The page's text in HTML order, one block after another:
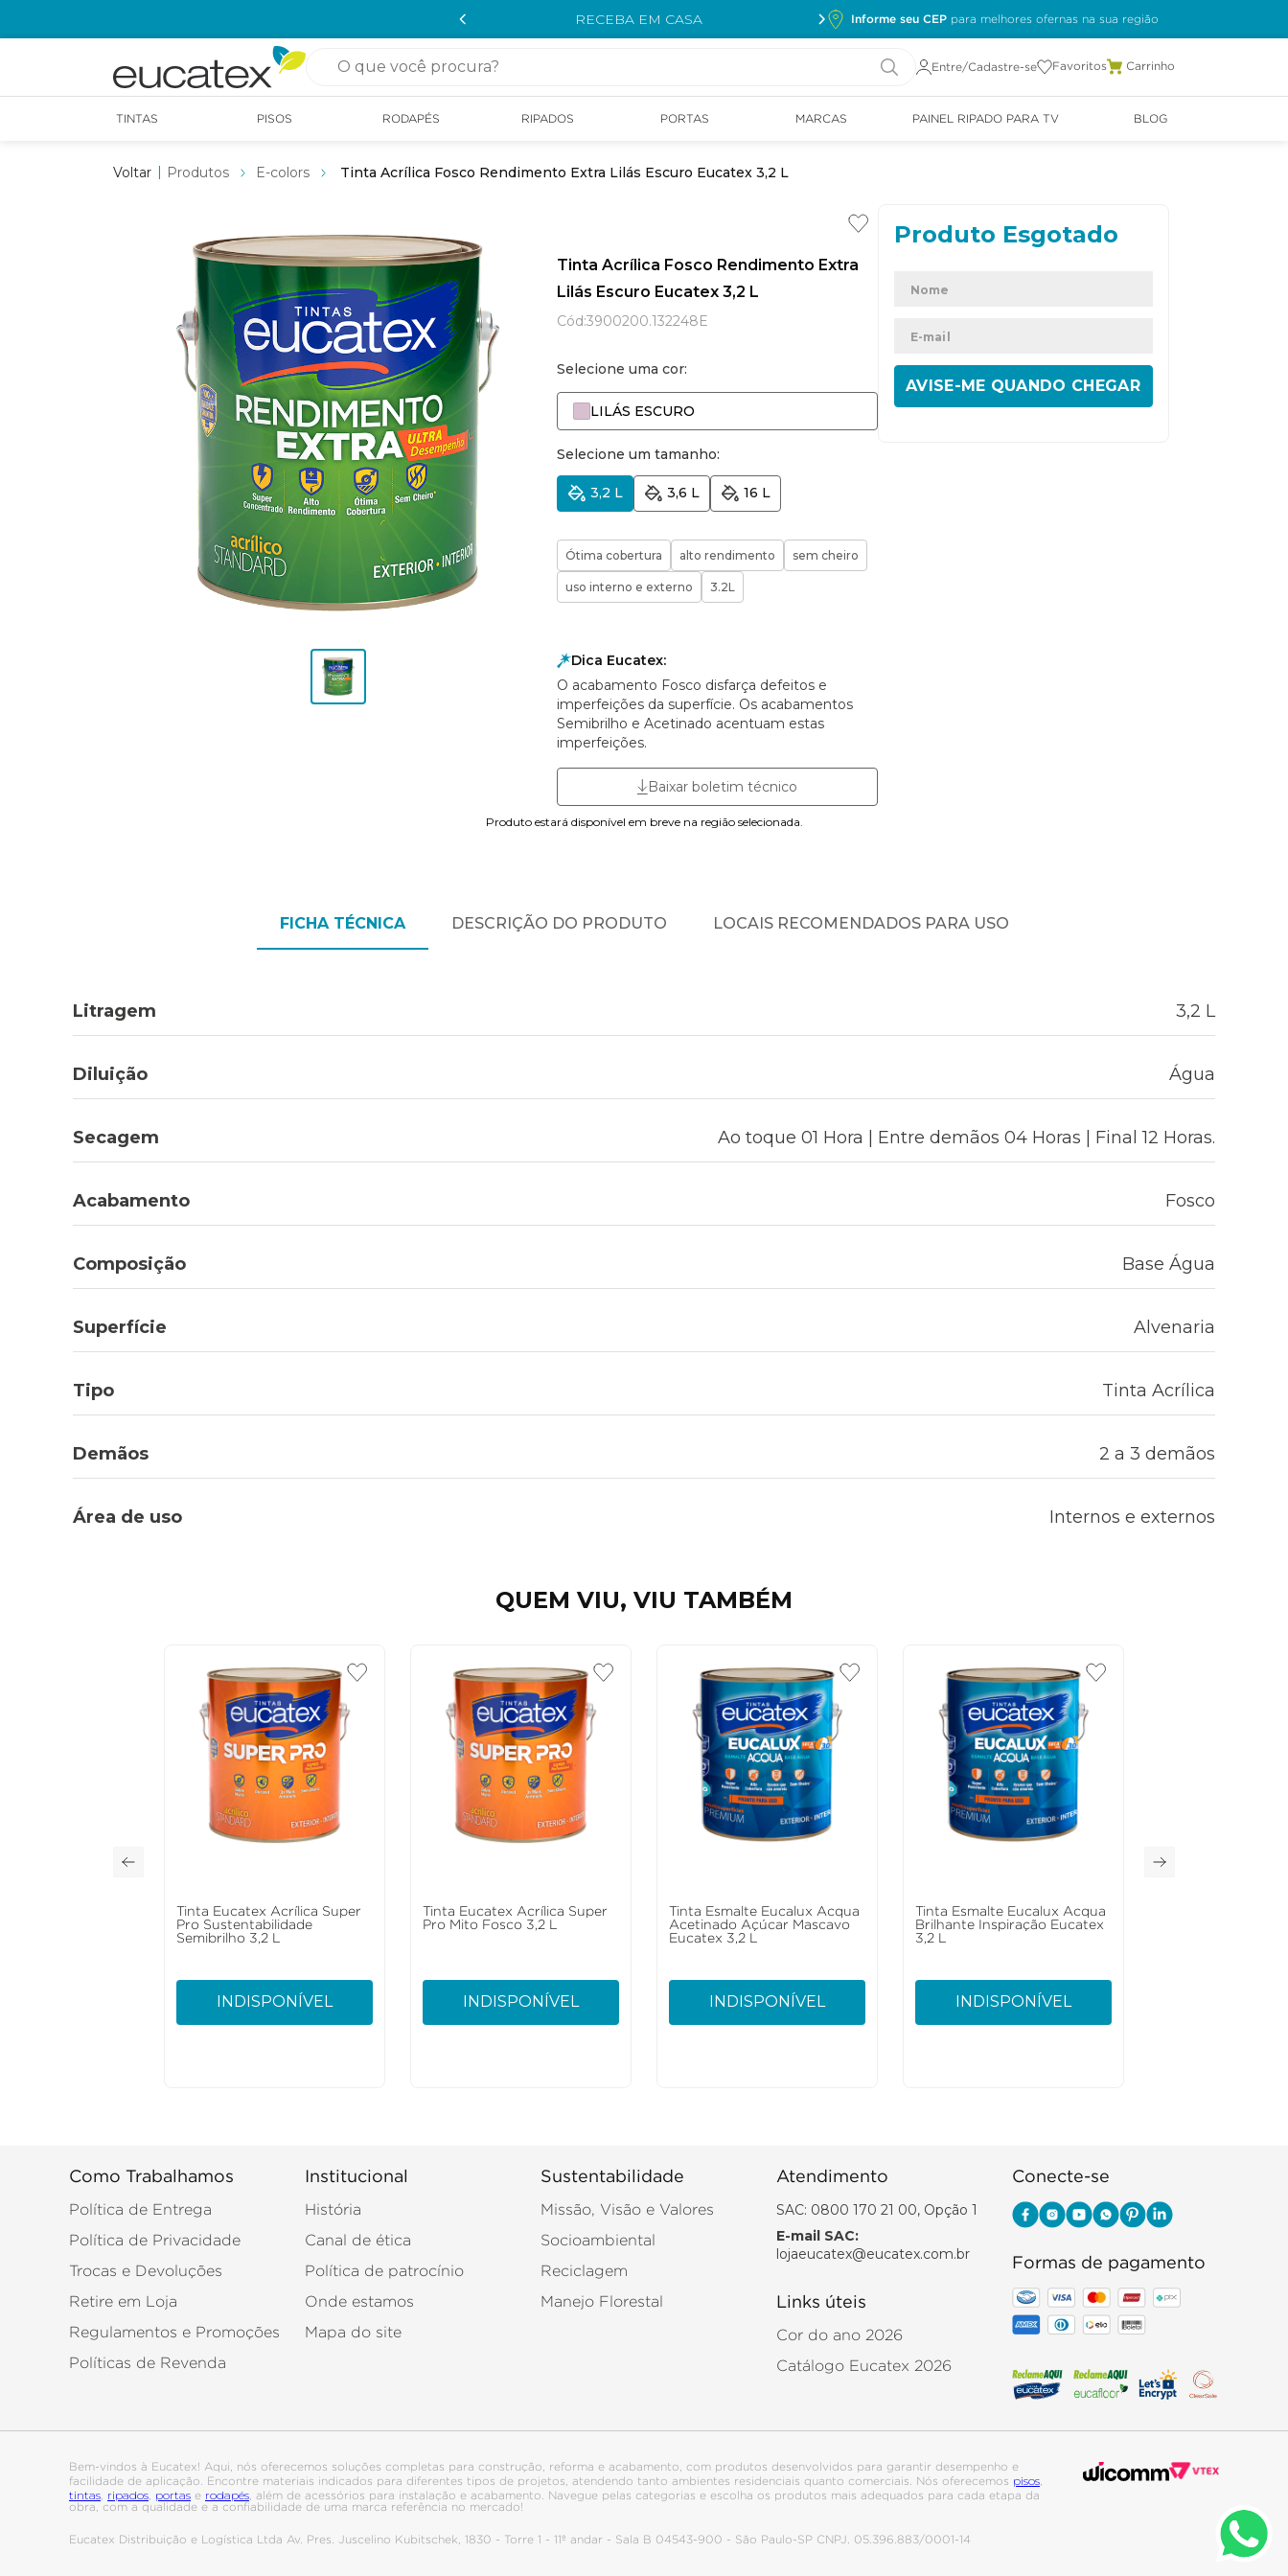
RECEBA EM CASA Informe seu CEP
O que você procura?
Entre/Cadastre-se Favoritos
TINTAS PISOS RODAPÉS RIPADOS PORTAS MARCAS PAINEL RIPADO PARA TV BLOG
Produtos E-colors Tinta Acrílica Fosco Rendimento Extra Lilás Escuro Eucatex 3,2 L
Tinta Acrílica Fosco Rendimento Extra
Lilás Escuro Eucatex 3,2 L
Cód:3900200.132248E
Selecione uma cor:
LILÁS ESCURO
Selecione um tamanho:
3,2 L 3,6 L 16 L
Ótima cobertura alto rendimento sem cheiro
uso interno e externo 3.2L
Dica Eucatex:
O acabamento Fosco disfarça defeitos e
imperfeições da superfície. Os acabamentos
Semibrilho e Acetinado acentuam estas
imperfeições.
Baixar boletim técnico
ENVIAR
Produto estará disponível em breve na região selecionada.
FICHA TÉCNICA DESCRIÇÃO DO PRODUTO LOCAIS RECOMENDADOS PARA USO
Litragem 3,2 L
Diluição Água
Secagem Ao toque 01 Hora | Entre demãos 04 Horas | Final 12 Horas.
Acabamento Fosco
Composição Base Água
Superfície Alvenaria
Tipo Tinta Acrílica
Demãos 2 a 3 demãos
Área de uso Internos e externos
QUEM VIU, VIU TAMBÉM
Tinta Eucatex Acrílica Super
Pro Sustentabilidade
Semibrilho 3,2 L
INDISPONÍVEL
Tinta Eucatex Acrílica Super
Pro Mito Fosco 3,2 L
INDISPONÍVEL
Tinta Esmalte Eucalux Acqua
Acetinado Açúcar Mascavo
Eucatex 3,2 L
INDISPONÍVEL
Tinta Esmalte Eucalux Acqua
Brilhante Inspiração Eucatex
3,2 L
INDISPONÍVEL
Como Trabalhamos
Política de Entrega
Política de Privacidade
Trocas e Devoluções
Retire em Loja
Regulamentos e Promoções
Políticas de Revenda
Institucional
História
Canal de ética
Política de patrocínio
Onde estamos
Mapa do site
Sustentabilidade
Missão, Visão e Valores
Socioambiental
Reciclagem
Manejo Florestal
Atendimento
SAC: 0800 170 21 00, Opção 1
E-mail SAC:
lojaeucatex@eucatex.com.br
Links úteis
Cor do ano 2026
Catálogo Eucatex 2026
Conecte-se
Formas de pagamento
Bem-vindos à Eucatex! Aqui, nós oferecemos soluções completas para construção, reforma e acabamento, com produtos desenvolvidos para garantir desempenho e
facilidade de aplicação. Encontre materiais indicados para diferentes tipos de projetos, atendendo tanto ambientes residenciais quanto comerciais. Nós oferecemos pisos
tintas ripados portas e rodapés , além de acessórios para instalação e acabamento. Navegue pelas categorias e escolha os produtos mais adequados para cada etapa da
obra, com a qualidade e a confiabilidade de uma marca referência no mercado!
Eucatex Distribuição e Logística Ltda Av. Pres. Juscelino Kubitschek, 1830 - Torre 1 - 11º andar - Sala B 04543-900 - São Paulo-SP CNPJ. 05.396.883/0001-14